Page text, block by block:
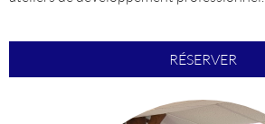
RÉSERVER